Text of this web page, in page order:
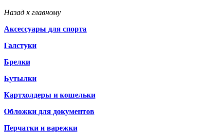
Назад к главному
Аксессуары для спорта
Галстуки
Брелки
Бутылки
Картхолдеры и кошельки
Обложки для документов
Перчатки и варежки